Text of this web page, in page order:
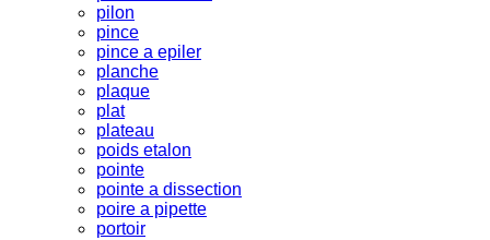
pilon
pince
pince a epiler
planche
plaque
plat
plateau
poids etalon
pointe
pointe a dissection
poire a pipette
portoir